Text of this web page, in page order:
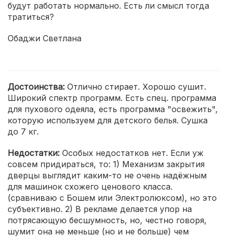
будут работать нормально. Есть ли смысл тогда
тратиться?
Обаджи Светлана
Достоинства: Отлично стирает. Хорошо сушит.
Широкий спектр программ. Есть спец. программа
для пухового одеяла, есть программа "освежить",
которую используем для детского белья. Сушка
до 7 кг.
Недостатки: Особых недостатков нет. Если уж
совсем придираться, то: 1) Механизм закрытия
дверцы выглядит каким-то не очень надёжным
для машинок схожего ценового класса.
(сравниваю с Бошем или Электролюксом), но это
субъективно. 2) В рекламе делается упор на
потрясающую бесшумность, но, честно говоря,
шумит она не меньше (но и не больше) чем